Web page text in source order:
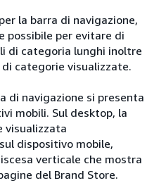
la barra di navigazione,
possibile per evitare di
di categoria lunghi inoltre
categorie visualizzate.
di navigazione si presenta
mobili. Sul desktop, la
visualizzata
dispositivo mobile,
verticale che mostra
del Brand Store.